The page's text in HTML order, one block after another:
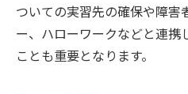
ついての実習先の確保や障害
ー、ハローワークなどと連携
ことも重要となります。